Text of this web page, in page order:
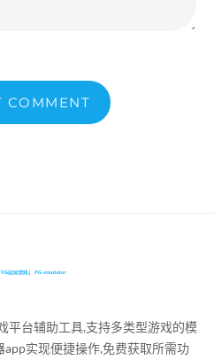
COMMENT
平台辅助工具,支持多类型游戏的模
实现便捷操作,免费获取所需功